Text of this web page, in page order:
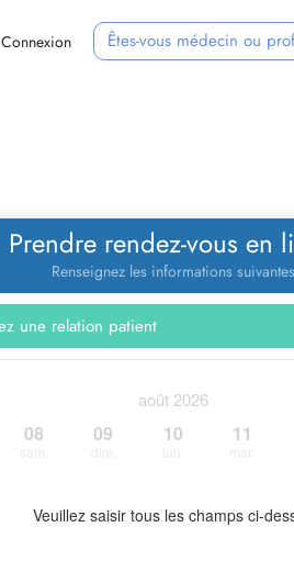
Connexion Êtes-vous médecin ou
Prendre rendez-vous en
Renseignez les informations suivantes
août 2026
08 09 10 11
Veuillez saisir tous les champs ci-